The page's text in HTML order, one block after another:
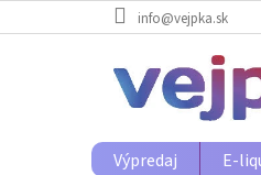
na
info@vejpka.sk
Výpredaj E-